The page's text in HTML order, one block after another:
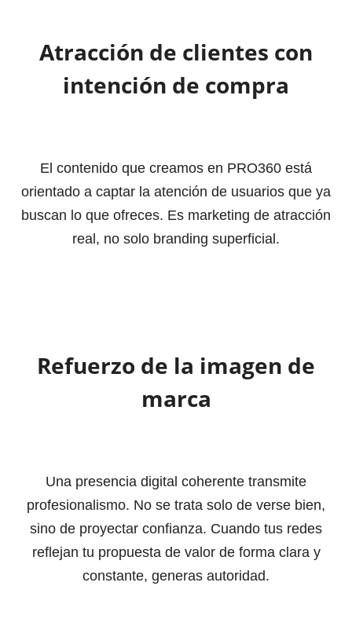
Atracción de clientes con
intención de compra
El contenido que creamos en PRO360 está
orientado a captar la atención de usuarios que ya
buscan lo que ofreces. Es marketing de atracción
real, no solo branding superficial.
Refuerzo de la imagen de
marca
Una presencia digital coherente transmite
profesionalismo. No se trata solo de verse bien,
sino de proyectar confianza. Cuando tus redes
reflejan tu propuesta de valor de forma clara y
constante, generas autoridad.